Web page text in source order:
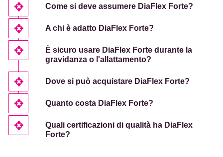
Come si deve assumere DiaFlex Forte?
A chi è adatto DiaFlex Forte?
È sicuro usare DiaFlex Forte durante la
gravidanza o l'allattamento?
Dove si può acquistare DiaFlex Forte?
Quanto costa DiaFlex Forte?
Quali certificazioni di qualità ha DiaFlex
Forte?